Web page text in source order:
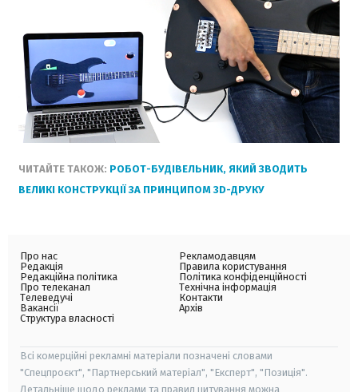
ЧИТАЙТЕ ТАКОЖ: РОБОТ-БУДІВЕЛЬНИК, ЯКИЙ ЗВОДИТЬ
ВЕЛИКІ КОНСТРУКЦІЇ ЗА ПРИНЦИПОМ 3D-ДРУКУ
Про нас
Редакція
Редакційна політика
Про телеканал
Телеведучі
Вакансії
Структура власності
Рекламодавцям
Правила користування
Політика конфіденційності
Технічна інформація
Контакти
Архів
Всі комерційні рекламні матеріали позначені словами
"Спецпроєкт", "Партнерський матеріал", "Експерт", "Позиція".
Детальніше щодо реклами та правил цитування можна